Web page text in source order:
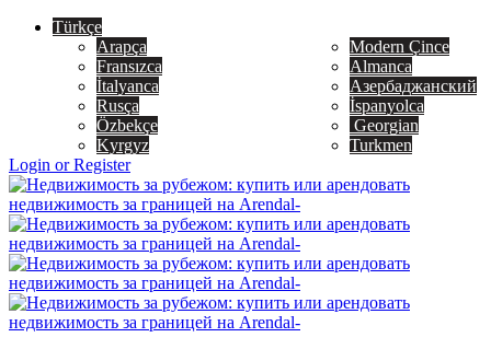
Türkçe
Arapça
Modern Çince
Fransızca
Almanca
İtalyanca
Азербаджанский
Rusça
İspanyolca
Özbekçe
Georgian
Kyrgyz
Turkmen
Login or Register